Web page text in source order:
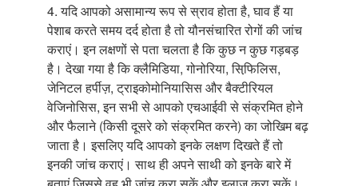
4. यदि आपको असामान्य रूप से स्राव होता है, घाव हैं या
पेशाब करते समय दर्द होता है तो यौनसंचारित रोगों की जांच
कराएं। इन लक्षणों से पता चलता है कि कुछ न कुछ गड़बड़
है। देखा गया है कि क्लैमिडिया, गोनोरिया, सिफि़लिस,
जेनिटल हर्पीज़, ट्राइकोमोनियासिस और बैक्टीरियल
वेजिनोसिस, इन सभी से आपको एचआईवी से संक्रमित होने
और फैलाने (किसी दूसरे को संक्रमित करने) का जोखिम बढ़
जाता है। इसलिए यदि आपको इनके लक्षण दिखते हैं तो
इनकी जांच कराएं। साथ ही अपने साथी को इनके बारे में